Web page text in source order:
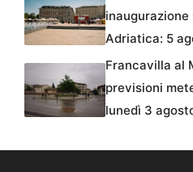
inaugurazione
Adriatica: 5
Francavilla al
previsioni
lunedì 3